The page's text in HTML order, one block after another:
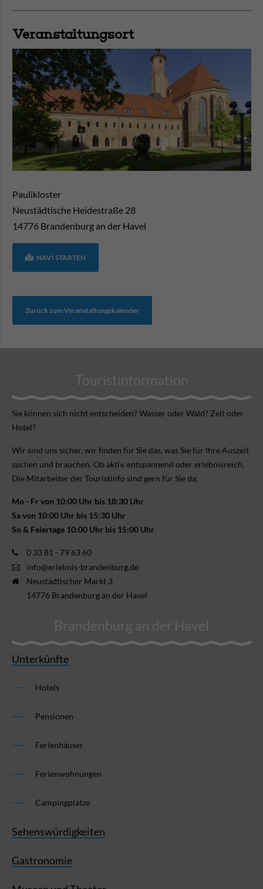
Veranstaltungsort
Paulikloster
Neustädtische Heidestraße 28
14776 Brandenburg an der Havel
NAVI STARTEN
Zurück zum Veranstaltungskalender
Touristinformation
Sie können sich nicht ent­scheiden? Wasser oder Wald? Zelt oder
Hotel?
Wir sind uns sicher, wir finden für Sie das, was Sie für Ihre Aus­zeit
suchen und brauchen. Ob aktiv, ent­spannend oder erlebnis­reich.
Die Mitarbeiter der Touristinfo sind gern für Sie da:
Mo - Fr von 10:00 Uhr bis 18:30 Uhr
Sa von 10:00 Uhr bis 15:30 Uhr
So & Feiertage 10:00 Uhr bis 15:00 Uhr
0 33 81 - 79 63 60
info@erlebnis-brandenburg.de
Neustädtischer Markt 3
14776 Brandenburg an der Havel
Brandenburg an der Havel
Unterkünfte
Hotels
Pensionen
Ferienhäuser
Ferienwohnungen
Campingplätze
Sehenswürdigkeiten
Gastronomie